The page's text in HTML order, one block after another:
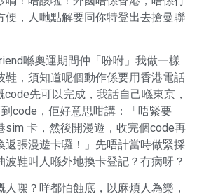
便，人哋點解要同你特登出去搶曼聯
喺奧運期間仲「吩咐」我做一樣
鞋，須知道呢個動作係要用香港電話
先可以完成，我話自己喺東京，
code，佢好意思咁講：「唔緊要
sim 卡，然後開漫遊，收完個code再
返張漫遊卡囉！」先唔計當時做緊採
鞋叫人喺外地換卡登記？冇病呀？
㗎？咩都怕蝕底，以麻煩人為樂，